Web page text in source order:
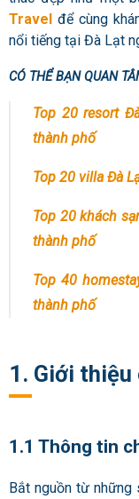
Travel để cùng
nổi tiếng tại Đà Lạt
CÓ THỂ BẠN QUAN
Top 20 resort
thành phố
Top 20 villa Đà
Top 20 khách
thành phố
Top 40
thành phố
1. Giới
1.1 Thông tin
Bắt nguồn từ